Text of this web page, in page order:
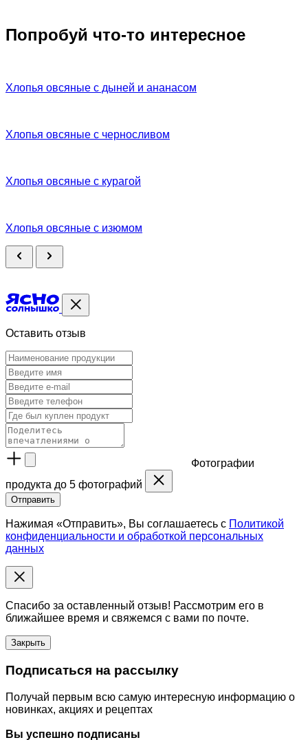
Попробуй что-то интересное
Хлопья овсяные с дыней и ананасом
Хлопья овсяные с черносливом
Хлопья овсяные с курагой
Хлопья овсяные с изюмом
Оставить отзыв
Фотографии
продукта до 5 фотографий
Отправить
Нажимая «Отправить», Вы соглашаетесь с Политикой
конфиденциальности и обработкой персональных
данных
Спасибо за оставленный отзыв! Рассмотрим его в
ближайшее время и свяжемся с вами по почте.
Закрыть
Подписаться на рассылку
Получай первым всю самую интересную информацию о
новинках, акциях и рецептах
Вы успешно подписаны